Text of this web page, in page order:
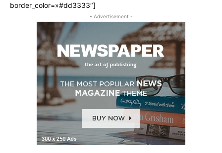
border_color=»#dd3333″]
- Advertisement -